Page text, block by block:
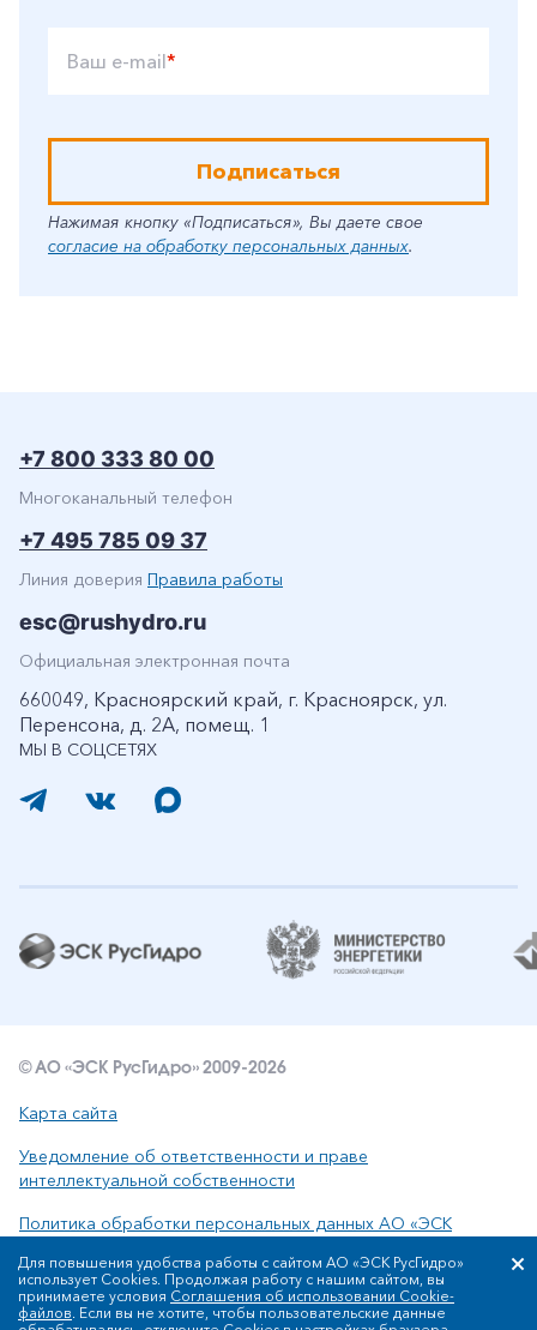
Ваш e-mail*
Подписаться
Нажимая кнопку «Подписаться», Вы даете свое
согласие на обработку персональных данных.
МЫ В СОЦСЕТЯХ
+7 800 333 80 00
Многоканальный телефон
+7 495 785 09 37
Линия доверия Правила работы
esc@rushydro.ru
Официальная электронная почта
660049, Красноярский край, г. Красноярск, ул.
Перенсона, д. 2А, помещ. 1
© АО «ЭСК РусГидро» 2009-2026
Карта сайта
Уведомление об ответственности и праве
интеллектуальной собственности
Политика обработки персональных данных АО «ЭСК
Сообщить об ошибке: ctrl+enter
Для повышения удобства работы с сайтом АО «ЭСК РусГидро»
использует Cookies. Продолжая работу с нашим сайтом, вы
принимаете условия Соглашения об использовании Cookie-
файлов. Если вы не хотите, чтобы пользовательские данные